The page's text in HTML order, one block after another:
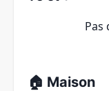
Pas
🏠 Maison